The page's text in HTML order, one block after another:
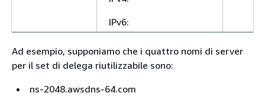
IPv6:
Ad esempio, supponiamo che i quattro nomi di server
per il set di delega riutilizzabile sono:
ns-2048.awsdns-64.com